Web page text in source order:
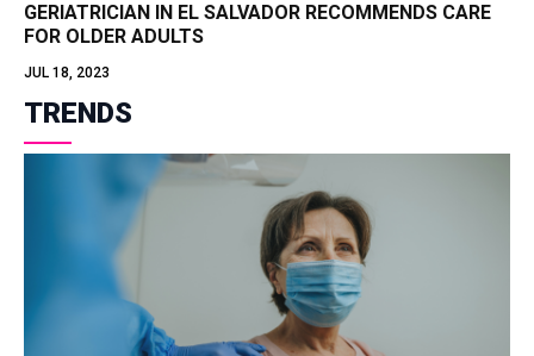
GERIATRICIAN IN EL SALVADOR RECOMMENDS CARE
FOR OLDER ADULTS
JUL 18, 2023
TRENDS